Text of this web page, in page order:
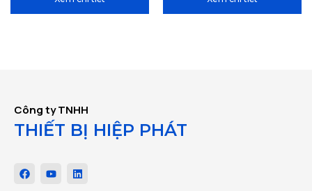
Công ty TNHH
THIẾT BỊ HIỆP PHÁT